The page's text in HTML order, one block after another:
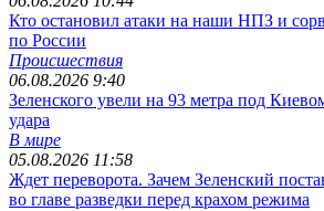
Кто остановил атаки на наши НПЗ и
по России
Происшествия
06.08.2026 9:40
Зеленского увели на 93 метра под
удара
В мире
05.08.2026 11:58
Ждет переворота. Зачем Зеленский
во главе разведки перед крахом режима